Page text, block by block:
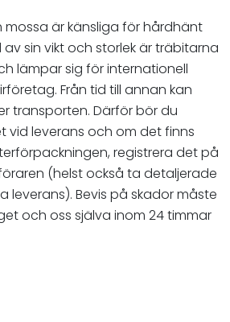
mossa är känsliga för hårdhänt
sin vikt och storlek är träbitarna
lämpar sig för internationell
Från tid till annan kan
transporten. Därför bör du
vid leverans och om det finns
registrera det på
(helst också ta detaljerade
leverans). Bevis på skador måste
och oss själva inom 24 timmar